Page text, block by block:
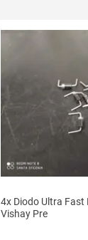
4x Diodo Ultra Fast
Vishay Pre